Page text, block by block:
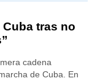
tras no
cadena
de Cuba. En